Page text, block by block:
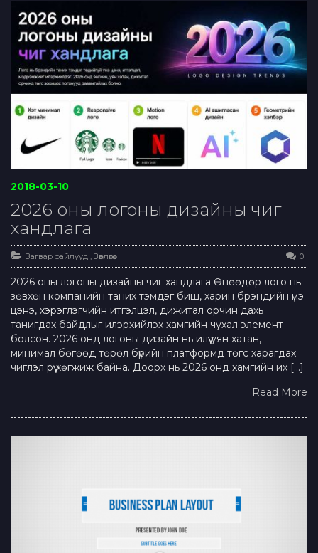
2018-03-10
2026 оны логоны дизайны чиг
хандлага
Загвар файлууд Зөвлөгөө 0
2026 оны логоны дизайны чиг хандлага Өнөөдөр лого нь
зөвхөн компанийн таних тэмдэг биш, харин брэндийн үнэ
цэнэ, хэрэглэгчийн итгэлцэл, дижитал орчин дахь
танигдах байдлыг илэрхийлэх хамгийн чухал элемент
болсон. 2026 онд логоны дизайн нь илүү уян хатан,
минимал бөгөөд төрөл бүрийн платформд төгс харагдах
чиглэл рүү хөгжиж байна. Доорх нь 2026 онд хамгийн их […]
Read More